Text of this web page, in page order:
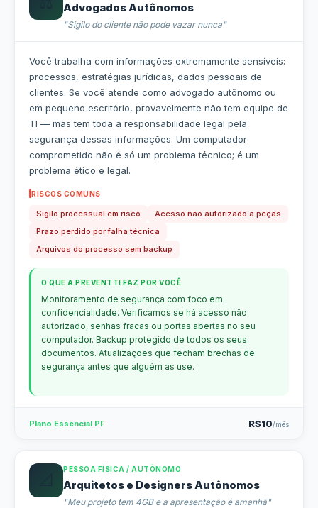
Advogados Autônomos
"Sigilo do cliente não pode vazar nunca"
Você trabalha com informações extremamente sensíveis:
processos, estratégias jurídicas, dados pessoais de
clientes. Se você atende como advogado autônomo ou
em pequeno escritório, provavelmente não tem equipe de
TI — mas tem toda a responsabilidade legal pela
segurança dessas informações. Um computador
comprometido não é só um problema técnico; é um
problema ético e legal.
RISCOS COMUNS
Sigilo processual em risco
Acesso não autorizado a peças
Prazo perdido por falha técnica
Arquivos do processo sem backup
O QUE A PREVENTTI FAZ POR VOCÊ
Monitoramento de segurança com foco em
confidencialidade. Verificamos se há acesso não
autorizado, senhas fracas ou portas abertas no seu
computador. Backup protegido de todos os seus
documentos. Atualizações que fecham brechas de
segurança antes que alguém as use.
Plano Essencial PF R$10/mês
PESSOA FÍSICA / AUTÔNOMO
Arquitetos e Designers Autônomos
"Meu projeto tem 4GB e a apresentação é amanhã"